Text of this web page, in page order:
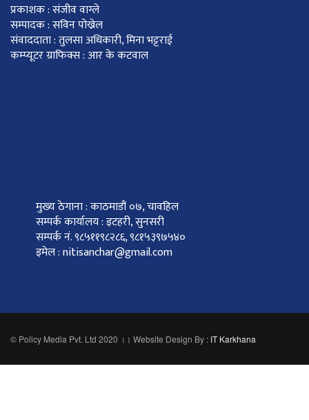
प्रकाशक : संजीव वाग्ले
सम्पादक : सविन पोख्रेल
संवाददाता : तुलसा अधिकारी, मिना भट्टराई
कम्प्यूटर ग्राफिक्स : आर के कटवाल
मुख्य ठेगाना : काठमाडौं ०७, चावहिल
सम्पर्क कार्यालय : इटहरी, सुनसरी
सम्पर्क नं. ९८५११९८२८६, ९८१५३९७५४०
इमेल : nitisanchar@gmail.com
© Policy Media Pvt. Ltd 2020 ।। Website Design By : IT Karkhana